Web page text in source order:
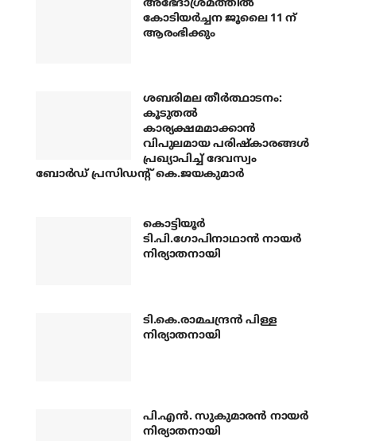
അഭേദാശ്രമത്തില്‍
കോടിയര്‍ച്ചന ജൂലൈ 11 ന്
ആരംഭിക്കും
ശബരിമല തീര്‍ത്ഥാടനം:
കൂടുതല്‍
കാര്യക്ഷമമാക്കാന്‍
വിപുലമായ പരിഷ്‌കാരങ്ങള്‍
പ്രഖ്യാപിച്ച് ദേവസ്വം
ബോര്‍ഡ് പ്രസിഡന്റ് കെ.ജയകുമാര്‍
കൊട്ടിയൂര്‍
ടി.പി.ഗോപിനാഥാന്‍ നായര്‍
നിര്യാതനായി
ടി.കെ.രാമചന്ദ്രന്‍ പിള്ള
നിര്യാതനായി
പി.എന്‍. സുകുമാരന്‍ നായര്‍
നിര്യാതനായി